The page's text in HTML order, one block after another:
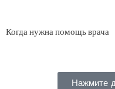
Когда нужна помощь врача
Нажмите